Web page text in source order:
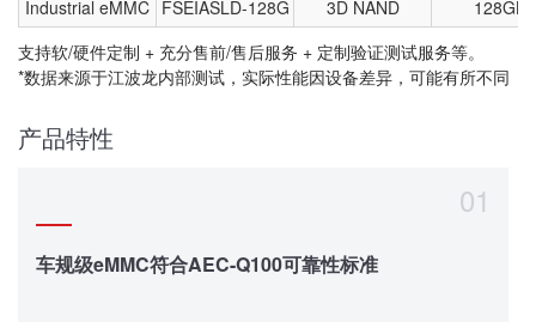
Industrial eMMC FSEIASLD-128G 3D NAND
128GB
支持软/硬件定制 + 充分售前/售后服务 + 定制验证测试服务等。
*数据来源于江波龙内部测试，实际性能因设备差异，可能有所不同
产品特性
01
车规级eMMC符合AEC-Q100可靠性标准